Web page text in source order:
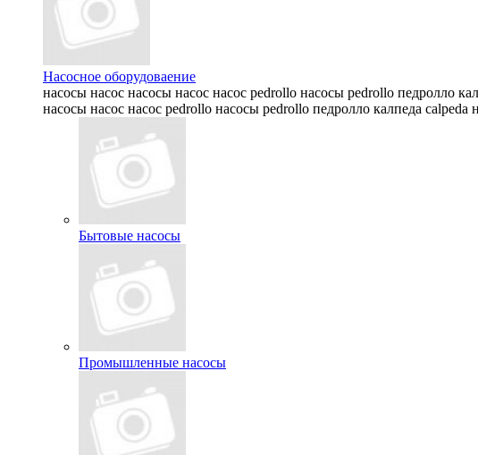
Насосное оборудоваение
насосы насос насосы насос насос pedrollo насосы pedrollo педролло
насосы насос насос pedrollo насосы pedrollo педролло калпеда
Бытовые насосы
Промышленные насосы